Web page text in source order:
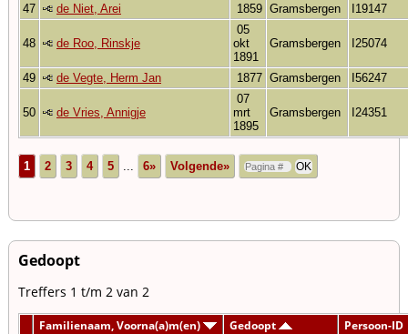
47 de Niet, Arei 1859 Gramsbergen I19147
48 de Roo, Rinskje
05
okt
1891
Gramsbergen I25074
49 de Vegte, Herm Jan 1877 Gramsbergen I56247
50 de Vries, Annigje
07
mrt
1895
Gramsbergen I24351
1 2 3 4 5 6» Volgende»
Gedoopt
Treffers 1 t/m 2 van 2
Familienaam, Voorna(a)m(en) Gedoopt Persoon-ID